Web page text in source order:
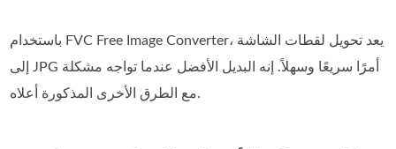
باستخدام FVC Free Image Converter، يعد تحويل لقطات الشاشة
إلى JPG أمرًا سريعًا وسهلاً. إنه البديل الأفضل عندما تواجه مشكلة
مع الطرق الأخرى المذكورة أعلاه.